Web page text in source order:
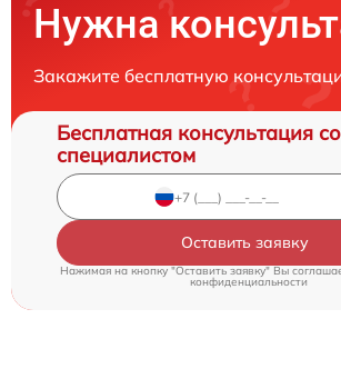
Нужна
Закажите бесплатную
Бесплатная консультация со
специалистом
Оставить заявку
Нажимая на кнопку "Оставить заявку" Вы
конфиденциальности